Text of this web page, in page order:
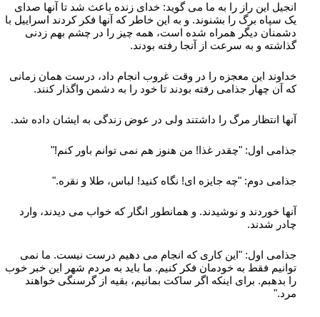
انجیل این راز را به ما می گوید: خدای زنده باعث شد تا آنها صدای
یک سپاه برگ را بشنوند. و به این خاطر که آنها فکر کردند اسراییل با
دشمنان دیگر همراه شده است، همه چیز را در چشم بهم زدنی
گذاشته و به سرعت از آنجا رفته بودند.
خداوند این معجزه را در وقت غروب انجام داد، درست همان زمانی
که آن چهار جذامی رفته بودند تا خود را به دشمن واگذار کنند.
آنها انتظار مرگ را داشتند ولی در عوض زندگی به ایشان داده شد.
جذامی اول: "چقدر غذا! من هنوز هم نمی توانم باور کنم!"
جذامی دوم: "چه جایزه ای! نگاه کنید! لباس، طلا و نقره."
آنها خوردند و نوشیدند. و همانطور انگار که خواب می دیدند، وارد
چادر شدند.
جذامی اول: "این کاری که انجام می دهیم درست نیست. ما نمی
توانیم فقط به خودمان فکر کنیم. ما باید به مردم شهر این خبر خوب
را بدهبم. برای اینکه اگر ساکت بمانیم، بقیه از گرسنگی خواهند
مرد."